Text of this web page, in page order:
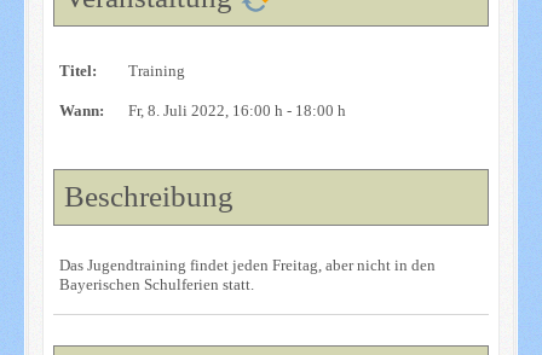
Titel: Training
Wann: Fr, 8. Juli 2022, 16:00 h - 18:00 h
Beschreibung
Das Jugendtraining findet jeden Freitag, aber nicht in den
Bayerischen Schulferien statt.